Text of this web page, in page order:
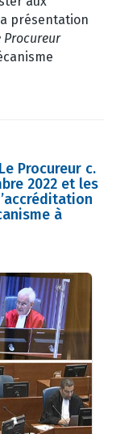
présentation
Procureur
Procureur c.
2022 et les
à